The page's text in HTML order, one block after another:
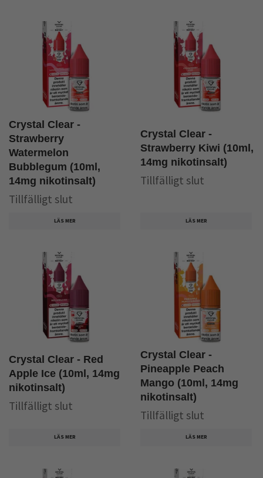
Crystal Clear -
Strawberry
Watermelon
Bubblegum (10ml,
14mg nikotinsalt)
Tillfälligt slut
LÄS MER
Crystal Clear -
Strawberry Kiwi (10ml,
14mg nikotinsalt)
Tillfälligt slut
LÄS MER
Crystal Clear - Red
Apple Ice (10ml, 14mg
nikotinsalt)
Tillfälligt slut
LÄS MER
Crystal Clear -
Pineapple Peach
Mango (10ml, 14mg
nikotinsalt)
Tillfälligt slut
LÄS MER